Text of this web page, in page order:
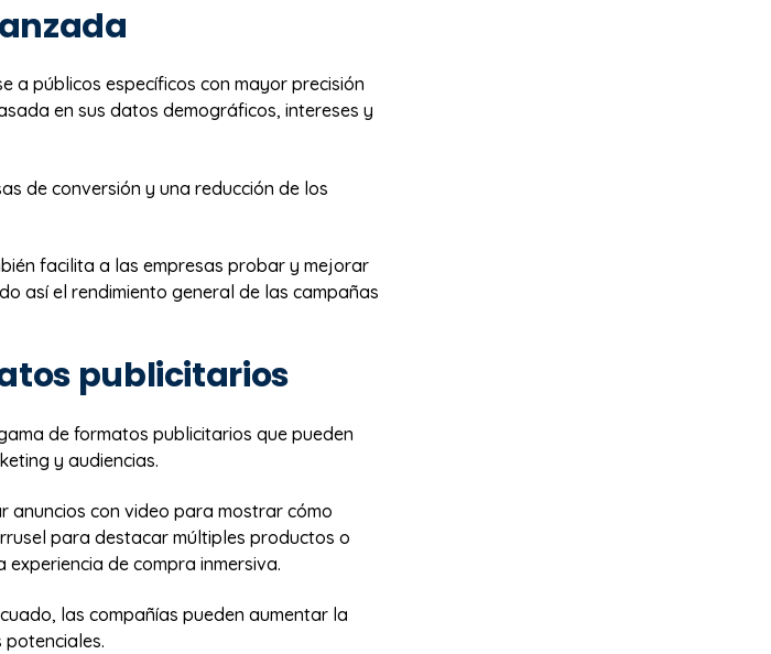
a públicos específicos con mayor precisión
en sus datos demográficos, intereses y
de conversión y una reducción de los
facilita a las empresas probar y mejorar
así el rendimiento general de las campañas
publicitarios
de formatos publicitarios que pueden
y audiencias.
anuncios con video para mostrar cómo
para destacar múltiples productos o
de compra inmersiva.
las compañías pueden aumentar la